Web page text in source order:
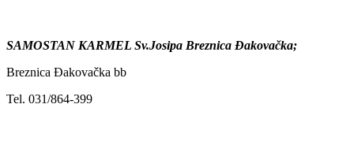
SAMOSTAN KARMEL Sv.Josipa Breznica Đakovačka;
Breznica Đakovačka bb
Tel. 031/864-399